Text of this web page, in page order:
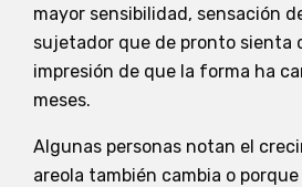
mayor sensibilidad, sensación
sujetador que de pronto sienta
impresión de que la forma ha
meses.
Algunas personas notan el
areola también cambia o